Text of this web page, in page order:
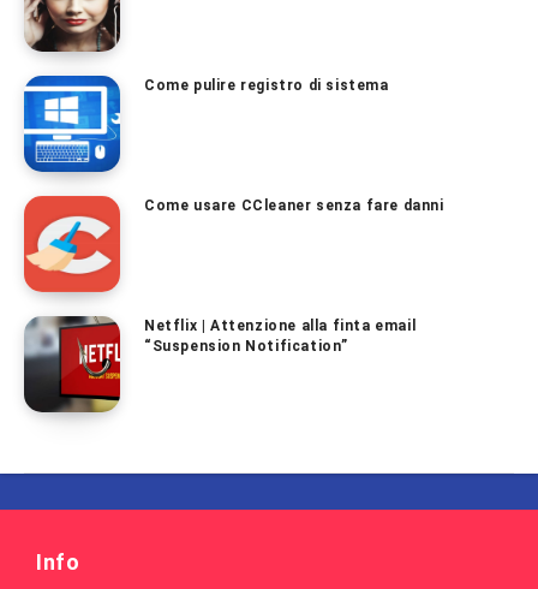
Come pulire registro di sistema
Come usare CCleaner senza fare danni
Netflix | Attenzione alla finta email
“Suspension Notification”
Info